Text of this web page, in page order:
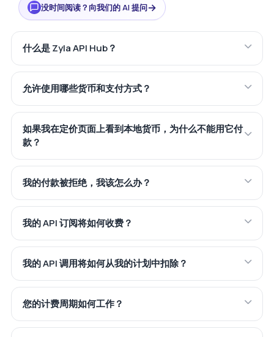
没时间阅读？向我们的 AI 提问→
什么是 Zyla API Hub？
允许使用哪些货币和支付方式？
如果我在定价页面上看到本地货币，为什么不能用它付
款？
我的付款被拒绝，我该怎么办？
我的 API 订阅将如何收费？
我的 API 调用将如何从我的计划中扣除？
您的计费周期如何工作？